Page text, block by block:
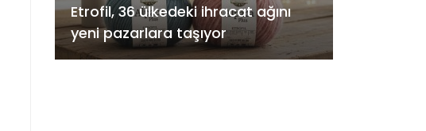
Etrofil, 36 ülkedeki ihracat ağını
yeni pazarlara taşıyor